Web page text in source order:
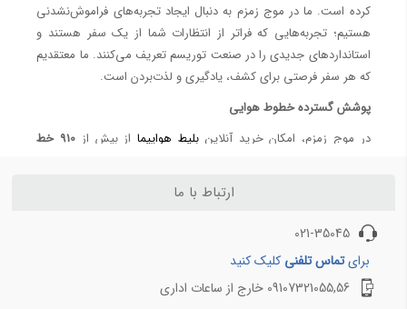
هواپیمایی معراج - Meraj Airlines
هواپیمایی تابان - Taban Airlines
بلیط ارزان هواپیما ایران ایر؛ بهترین قیمت‌ها در موج زمزم
خرید بلیط هواپیما ماهان ⭐️هواپیمایی ماهان | موج زمزم
رزرو بلیط هواپیمایی
چک لیست کامل سفر حج: از لباس احرام تا داروهای ضروری
قیمت حج عمره 1404 | هزینه‌ها و شرایط ثبت‌نام با موج زمزم
راهنمای کامل سامانه کارگزاران حج و زیارت | موج زمزم
کرده است. ما در موج زمزم به دنبال ایجاد تجربه‌های فراموش‌نشدنی
هستیم؛ تجربه‌هایی که فراتر از انتظارات شما از یک سفر هستند و
استانداردهای جدیدی را در صنعت توریسم تعریف می‌کنند. ما معتقدیم
که هر سفر فرصتی برای کشف، یادگیری و لذت‌بردن است.
پوشش گسترده خطوط هوایی
در موج زمزم، امکان خرید آنلاین بلیط هواپیمااز بیش از
910 خط
پرواز موردنظر خود
رزرو کنید. ما تجربه‌ای سریع، مطمئن و مقرون‌به‌صرفه را در اختیار شما
قرار می‌دهیم، تا سفر خود را با خیال راحت آغاز کنید.
همین حالا پرواز خود را رزرو کنید!
رزرو هتل‌های متنوع
ارتباط با ما
021-35045
برایتماس تلفنی کلیک کنید
09107321055,56 خارج از ساعات اداری